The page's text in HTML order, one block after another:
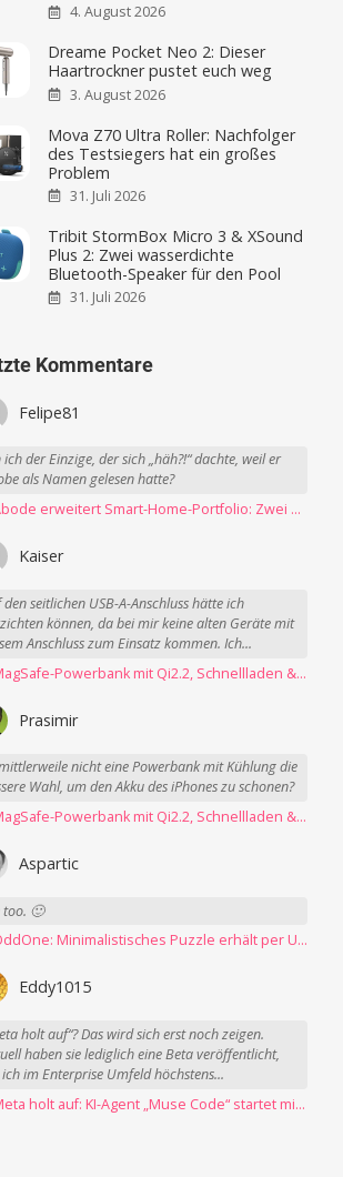
4. August 2026
Dreame Pocket Neo 2: Dieser
Haartrockner pustet euch weg
3. August 2026
Mova Z70 Ultra Roller: Nachfolger
des Testsiegers hat ein großes
Problem
31. Juli 2026
Tribit StormBox Micro 3 & XSound
Plus 2: Zwei wasserdichte
Bluetooth-Speaker für den Pool
31. Juli 2026
Kommentare
Felipe81
ich der Einzige, der sich „häh?!“ dachte, weil er
als Namen gelesen hatte?
→ Abode erweitert Smart-Home-Portfolio: Zwei neue Sensoren für Garagen, Tore und mehr
Kaiser
den seitlichen USB-A-Anschluss hätte ich
können, da bei mir keine alten Geräte mit
Anschluss zum Einsatz kommen. Ich...
→ MagSafe-Powerbank mit Qi2.2, Schnellladen & USB-C-Kabel angeschaut
Prasimir
nicht eine Powerbank mit Kühlung die
Wahl, um den Akku des iPhones zu schonen?
→ MagSafe-Powerbank mit Qi2.2, Schnellladen & USB-C-Kabel angeschaut
Aspartic
too. 🙂
→ OddOne: Minimalistisches Puzzle erhält per Update 150 neue Level
Eddy1015
holt auf“? Das wird sich erst noch zeigen.
haben sie lediglich eine Beta veröffentlicht,
im Enterprise Umfeld höchstens...
→ Meta holt auf: KI-Agent „Muse Code“ startet mit erster Betaversion